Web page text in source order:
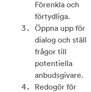
Förenkla och
förtydliga.
Öppna upp för
dialog och ställ
frågor till
potentiella
anbudsgivare.
Redogör för